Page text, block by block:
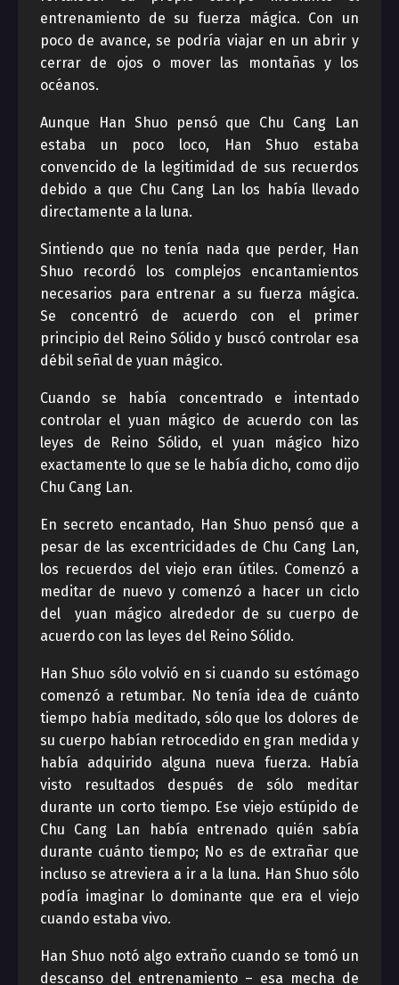
entrenamiento de su fuerza mágica. Con un
poco de avance, se podría viajar en un abrir y
cerrar de ojos o mover las montañas y los
océanos.
Aunque Han Shuo pensó que Chu Cang Lan
estaba un poco loco, Han Shuo estaba
convencido de la legitimidad de sus recuerdos
debido a que Chu Cang Lan los había llevado
directamente a la luna.
Sintiendo que no tenía nada que perder, Han
Shuo recordó los complejos encantamientos
necesarios para entrenar a su fuerza mágica.
Se concentró de acuerdo con el primer
principio del Reino Sólido y buscó controlar esa
débil señal de yuan mágico.
Cuando se había concentrado e intentado
controlar el yuan mágico de acuerdo con las
leyes de Reino Sólido, el yuan mágico hizo
exactamente lo que se le había dicho, como dijo
Chu Cang Lan.
En secreto encantado, Han Shuo pensó que a
pesar de las excentricidades de Chu Cang Lan,
los recuerdos del viejo eran útiles. Comenzó a
meditar de nuevo y comenzó a hacer un ciclo
del yuan mágico alrededor de su cuerpo de
acuerdo con las leyes del Reino Sólido.
Han Shuo sólo volvió en si cuando su estómago
comenzó a retumbar. No tenía idea de cuánto
tiempo había meditado, sólo que los dolores de
su cuerpo habían retrocedido en gran medida y
había adquirido alguna nueva fuerza. Había
visto resultados después de sólo meditar
durante un corto tiempo. Ese viejo estúpido de
Chu Cang Lan había entrenado quién sabía
durante cuánto tiempo; No es de extrañar que
incluso se atreviera a ir a la luna. Han Shuo sólo
podía imaginar lo dominante que era el viejo
cuando estaba vivo.
Han Shuo notó algo extraño cuando se tomó un
descanso del entrenamiento – esa mecha de